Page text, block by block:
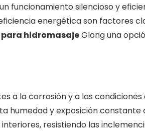
funcionamiento silencioso y
energética son factores
hidromasajeGlong una
a la corrosión y a las
humedad y exposición constante
resistiendo las